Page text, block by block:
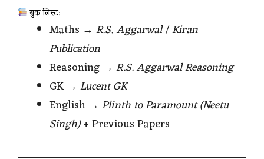
बुक लिस्ट:
Maths →R.S. Aggarwal/Kiran
Publication
Reasoning →R.S. Aggarwal Reasoning
GK →Lucent GK
English →Plinth to Paramount (Neetu
Singh)+ Previous Papers